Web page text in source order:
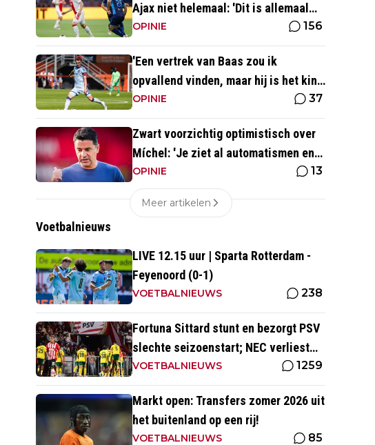
Ajax niet helemaal: 'Dit is allemaal
wat makkelijker'
OPINIE 156
'Een vertrek van Baas zou ik
opvallend vinden, maar hij is het kind
van de rekening van de komst van
Blind'
OPINIE 37
Zwart voorzichtig optimistisch over
Míchel: 'Je ziet al automatismen en
patronen terug, maar...'
OPINIE 13
Meer artikelen
Voetbalnieuws
LIVE 12.15 uur | Sparta Rotterdam -
Feyenoord (0-1)
VOETBALNIEUWS 238
Fortuna Sittard stunt en bezorgt PSV
slechte seizoenstart; NEC verliest
ondanks assist Tadic
VOETBALNIEUWS 1259
Markt open: Transfers zomer 2026 uit
het buitenland op een rij!
VOETBALNIEUWS 85